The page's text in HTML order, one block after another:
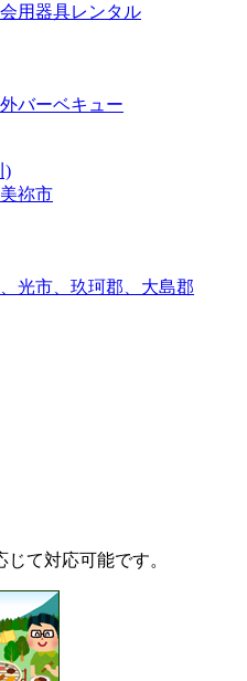
用器具レンタル
バーベキュー
)
祢市
光市、玖珂郡、大島郡
て対応可能です。